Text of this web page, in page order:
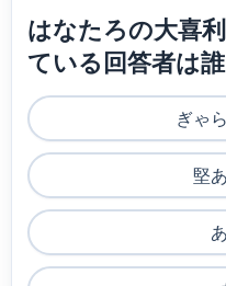
はなたろの大喜
ている回答者は誰
ぎゃ
堅